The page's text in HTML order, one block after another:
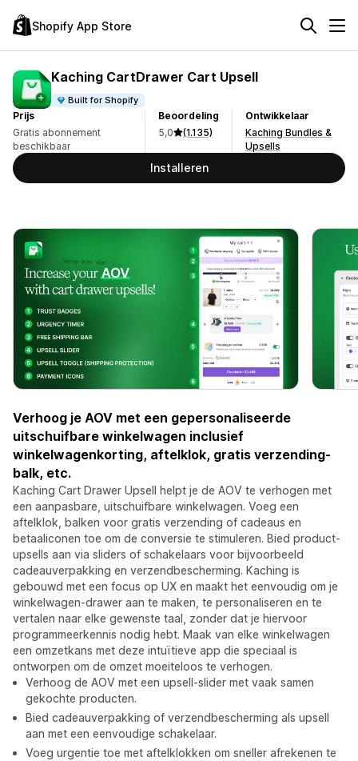
Shopify App Store
Kaching CartDrawer Cart Upsell
Built for Shopify
Prijs
Gratis abonnement
beschikbaar
Beoordeling
5,0
(1.135)
Ontwikkelaar
Kaching Bundles &
Upsells
Installeren
Verhoog je AOV met een gepersonaliseerde
uitschuifbare winkelwagen inclusief
winkelwagenkorting, aftelklok, gratis verzending-
balk, etc.
Kaching Cart Drawer Upsell helpt je de AOV te verhogen met
een aanpasbare, uitschuifbare winkelwagen. Voeg een
aftelklok, balken voor gratis verzending of cadeaus en
betaaliconen toe om de conversie te stimuleren. Bied product-
upsells aan via sliders of schakelaars voor bijvoorbeeld
cadeauverpakking en verzendbescherming. Kaching is
gebouwd met een focus op UX en maakt het eenvoudig om je
winkelwagen-drawer aan te maken, te personaliseren en te
vertalen naar elke gewenste taal, zonder dat je hiervoor
programmeerkennis nodig hebt. Maak van elke winkelwagen
een omzetkans met deze intuïtieve app die speciaal is
ontworpen om de omzet moeiteloos te verhogen.
Verhoog de AOV met een upsell-slider met vaak samen
gekochte producten.
Bied cadeauverpakking of verzendbescherming als upsell
aan met een eenvoudige schakelaar.
Voeg urgentie toe met aftelklokken om sneller afrekenen te